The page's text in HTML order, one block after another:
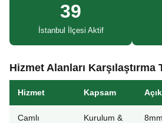
39
İstanbul İlçesi Aktif
Hizmet Alanları Karşılaştırma
Hizmet Kapsam
Camlı
Kurulum &